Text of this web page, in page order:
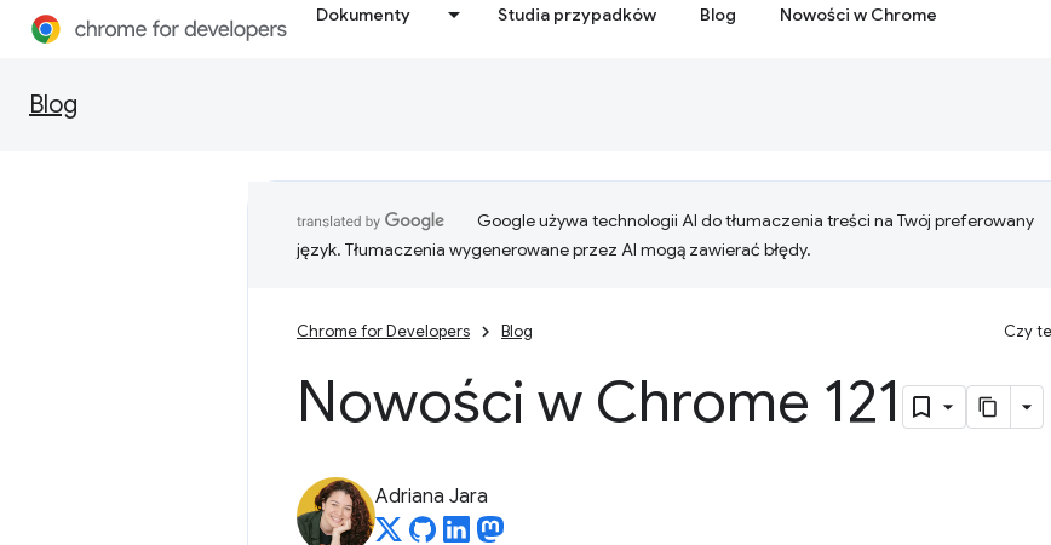
Dokumenty Studia przypadków Blog Nowości w Chrome
Blog
Google używa technologii AI do tłumaczenia treści na Twój preferowany
język. Tłumaczenia wygenerowane przez AI mogą zawierać błędy.
Chrome for Developers Blog Czy
Nowości w Chrome 121
Adriana Jara